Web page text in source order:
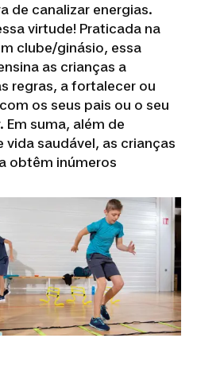
de canalizar energias.
virtude! Praticada na
clube/ginásio, essa
as crianças a
regras, a fortalecer ou
os seus pais ou o seu
Em suma, além de
saudável, as crianças
obtêm inúmeros